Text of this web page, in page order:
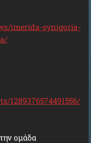
imerida-synigoria-
1289376574491556/
ομάδα